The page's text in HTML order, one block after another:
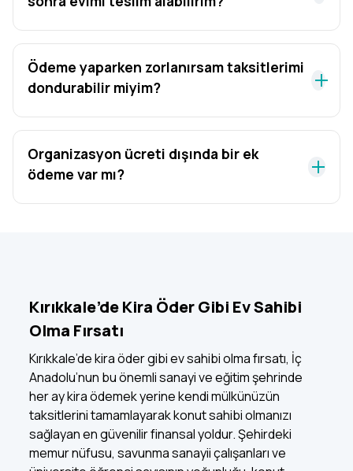
Ödeme yaparken zorlanırsam taksitlerimi
dondurabilir miyim?
Organizasyon ücreti dışında bir ek
ödeme var mı?
Kırıkkale’de Kira Öder Gibi Ev Sahibi
Olma Fırsatı
Kırıkkale’de kira öder gibi ev sahibi olma fırsatı, İç
Anadolu’nun bu önemli sanayi ve eğitim şehrinde
her ay kira ödemek yerine kendi mülkünüzün
taksitlerini tamamlayarak konut sahibi olmanızı
sağlayan en güvenilir finansal yoldur. Şehirdeki
memur nüfusu, savunma sanayii çalışanları ve